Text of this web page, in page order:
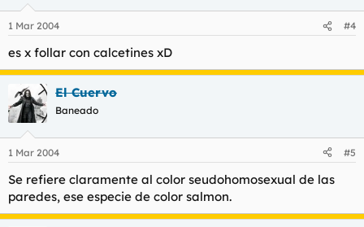
1 Mar 2004 #4
es x follar con calcetines xD
El Cuervo
Baneado
1 Mar 2004 #5
Se refiere claramente al color seudohomosexual de las
paredes, ese especie de color salmon.